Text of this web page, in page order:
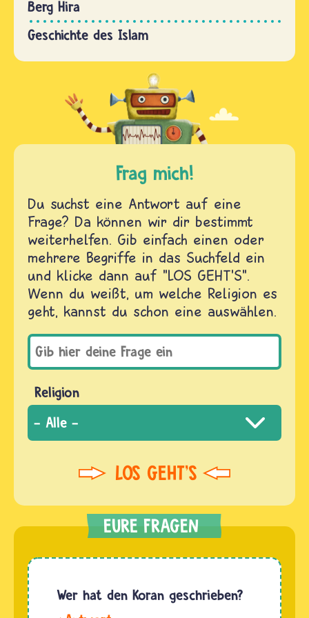
Berg Hira
Geschichte des Islam
Frag mich!
Du suchst eine Antwort auf eine
Frage? Da können wir dir bestimmt
weiterhelfen. Gib einfach einen oder
mehrere Begriffe in das Suchfeld ein
und klicke dann auf "LOS GEHT'S".
Wenn du weißt, um welche Religion es
geht, kannst du schon eine auswählen.
Religion
Wer hat den Koran geschrieben?